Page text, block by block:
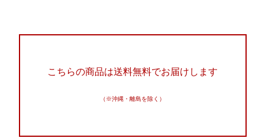
こちらの商品は送料無料でお届けします
（※沖縄・離島を除く）